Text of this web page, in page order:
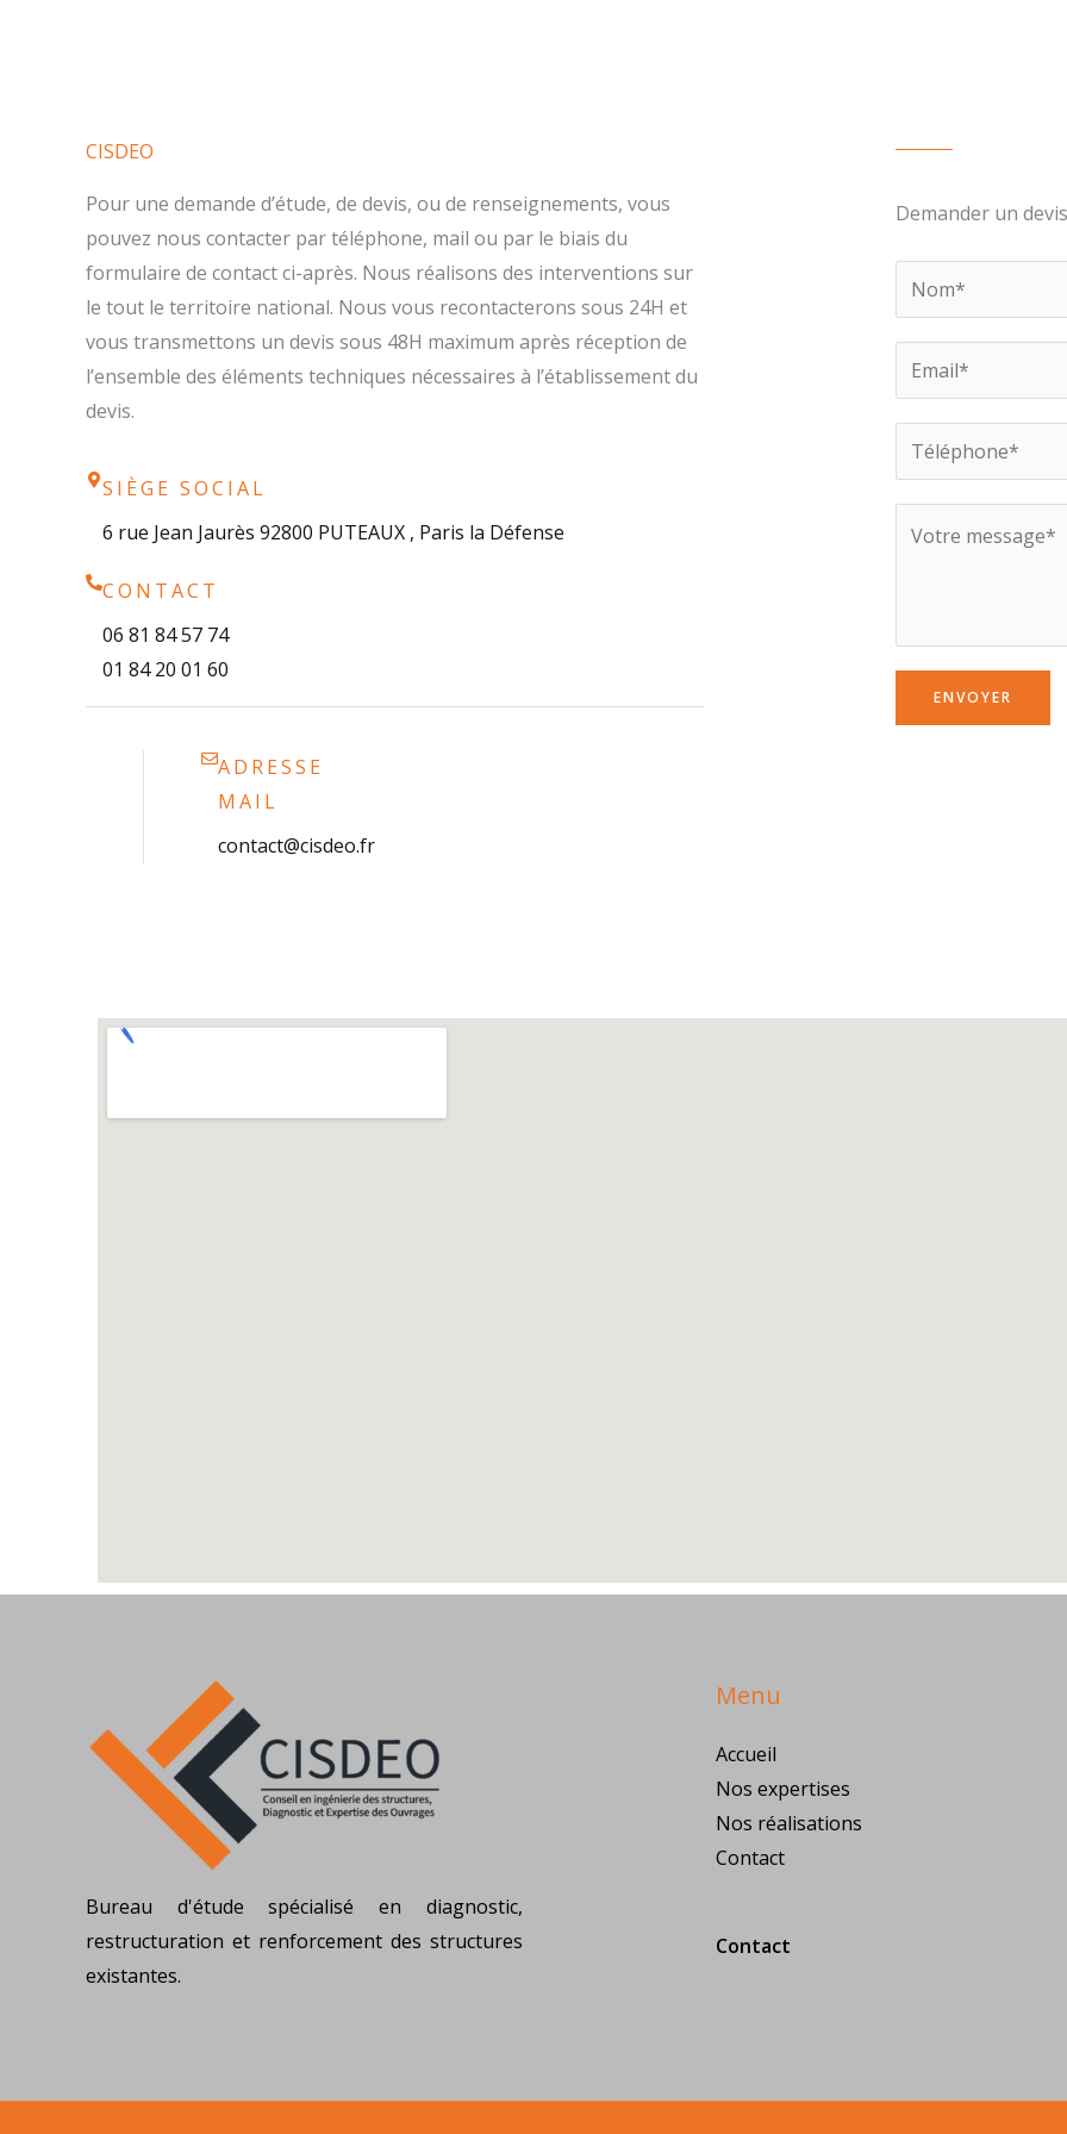
CISDEO
Pour une demande d’étude, de devis, ou de renseignements, vous
pouvez nous contacter par téléphone, mail ou par le biais du
formulaire de contact ci-après. Nous réalisons des interventions sur
le tout le territoire national. Nous vous recontacterons sous 24H et
vous transmettons un devis sous 48H maximum après réception de
l’ensemble des éléments techniques nécessaires à l’établissement du
devis.
SIÈGE SOCIAL
6 rue Jean Jaurès 92800 PUTEAUX , Paris la Défense
CONTACT
06 81 84 57 74
01 84 20 01 60
ADRESSE
MAIL
contact@cisdeo.fr
Demander un devis
ENVOYER
Bureau d'étude spécialisé en diagnostic,
restructuration et renforcement des structures
existantes.
Menu
Accueil
Nos expertises
Nos réalisations
Contact
Contact